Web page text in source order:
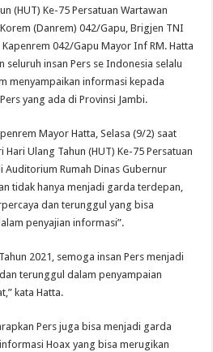
(HUT) Ke-75 Persatuan Wartawan
(Danrem) 042/Gapu, Brigjen TNI
042/Gapu Mayor Inf RM. Hatta
seluruh insan Pers se Indonesia selalu
menyampaikan informasi kepada
yang ada di Provinsi Jambi.
Mayor Hatta, Selasa (9/2) saat
Ulang Tahun (HUT) Ke-75 Persatuan
Auditorium Rumah Dinas Gubernur
tidak hanya menjadi garda terdepan,
dan terunggul yang bisa
penyajian informasi”.
2021, semoga insan Pers menjadi
terunggul dalam penyampaian
kata Hatta.
Pers juga bisa menjadi garda
Hoax yang bisa merugikan